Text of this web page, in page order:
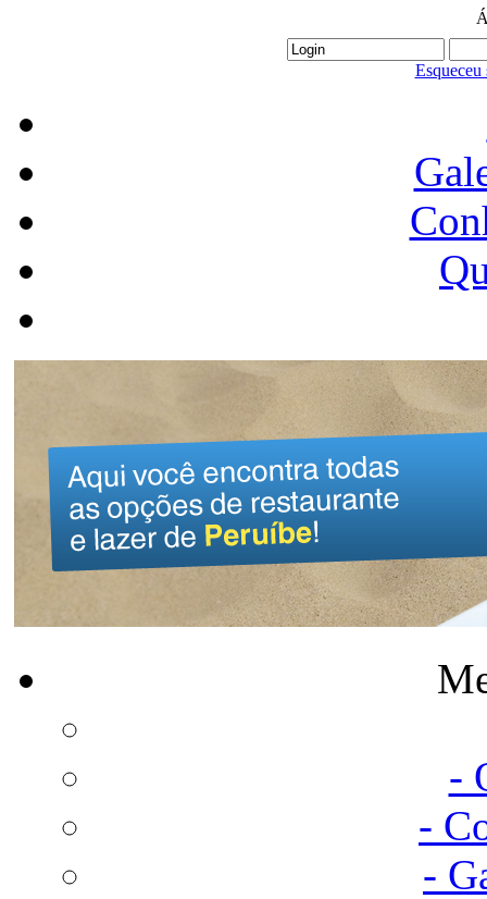
Esqueceu
-
-
-